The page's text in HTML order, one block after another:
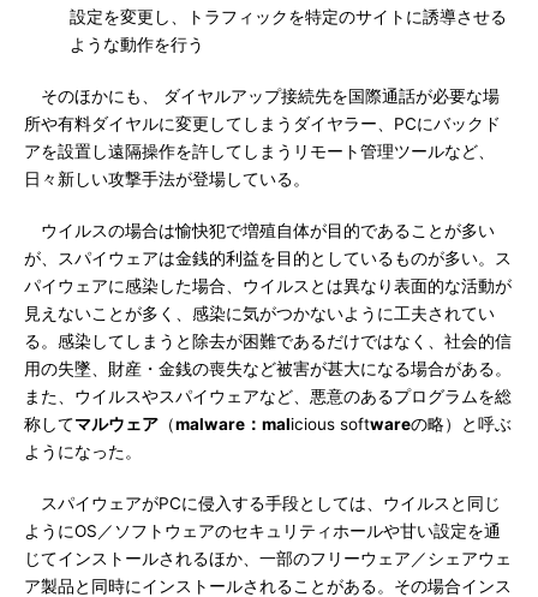
設定を変更し、トラフィックを特定のサイトに誘導させる
ような動作を行う
そのほかにも、 ダイヤルアップ接続先を国際通話が必要な場
所や有料ダイヤルに変更してしまうダイヤラー、PCにバックド
アを設置し遠隔操作を許してしまうリモート管理ツールなど、
日々新しい攻撃手法が登場している。
ウイルスの場合は愉快犯で増殖自体が目的であることが多い
が、スパイウェアは金銭的利益を目的としているものが多い。ス
パイウェアに感染した場合、ウイルスとは異なり表面的な活動が
見えないことが多く、感染に気がつかないように工夫されてい
る。感染してしまうと除去が困難であるだけではなく、社会的信
用の失墜、財産・金銭の喪失など被害が甚大になる場合がある。
また、ウイルスやスパイウェアなど、悪意のあるプログラムを総
称してマルウェア （malware：malicious softwareの略）と呼ぶ
ようになった。
スパイウェアがPCに侵入する手段としては、ウイルスと同じ
ようにOS／ソフトウェアのセキュリティホールや甘い設定を通
じてインストールされるほか、一部のフリーウェア／シェアウェ
ア製品と同時にインストールされることがある。その場合インス